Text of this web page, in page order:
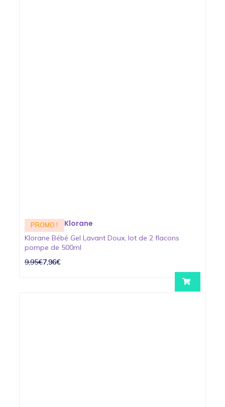
PROMO ! Klorane
Klorane Bébé Gel Lavant Doux, lot de 2 flacons
pompe de 500ml
9,95€7,96€